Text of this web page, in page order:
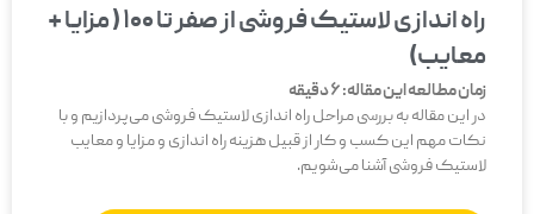
راه اندازی لاستیک فروشی از صفر تا 100 ( مزایا +
معایب)
زمان مطالعه این مقاله:6دقیقه
در این مقاله به بررسی مراحل راه اندازی لاستیک فروشی می‌پردازیم و با
نکات مهم این کسب و کار از قبیل هزینه راه اندازی و مزایا و معایب
لاستیک فروشی آشنا می‌شویم.